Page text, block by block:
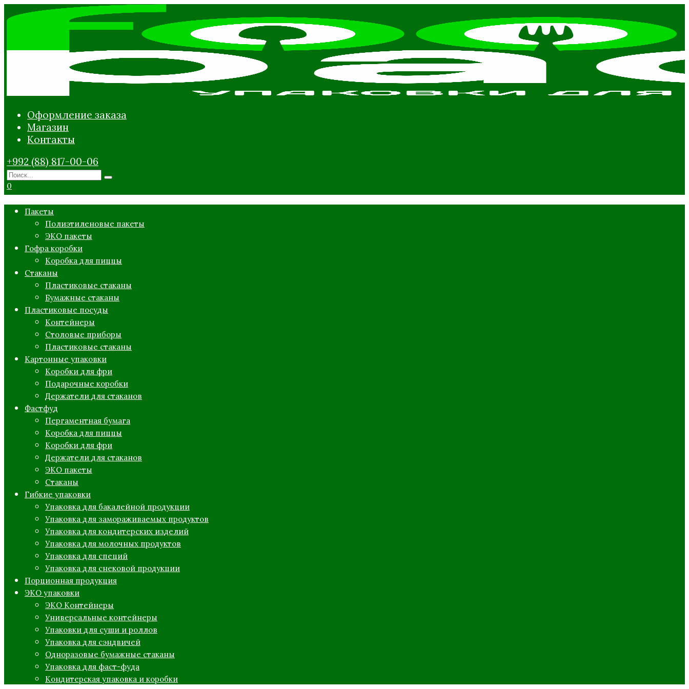
Перейти
к
Оформление заказа
Магазин
Контакты
+992 (88) 817-00-06
Search
for:
0
Пакеты
Полиэтиленовые пакеты
ЭКО пакеты
Гофра коробки
Коробка для пиццы
Стаканы
Пластиковые стаканы
Бумажные стаканы
Пластиковые посуды
Контейнеры
Столовые приборы
Пластиковые стаканы
Картонные упаковки
Коробки для фри
Подарочные коробки
Держатели для стаканов
Фастфуд
Пергаментная бумага
Коробка для пиццы
Коробки для фри
Держатели для стаканов
ЭКО пакеты
Стаканы
Гибкие упаковки
Упаковка для бакалейной продукции
Упаковка для замораживаемых продуктов
Упаковка для кондитерских изделий
Упаковка для молочных продуктов
Упаковка для специй
Упаковка для снековой продукции
Порционная продукция
ЭКО упаковки
ЭКО Контейнеры
Универсальные контейнеры
Упаковки для суши и роллов
Упаковка для сэндвичей
Одноразовые бумажные стаканы
Упаковка для фаст-фуда
Кондитерская упаковка и коробки